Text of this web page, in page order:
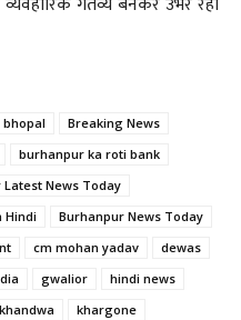
bhopal
Breaking News
burhanpur ka roti bank
News Today
Hindi
Burhanpur News Today
cm mohan yadav
dewas
gwalior
hindi news
khandwa
khargone